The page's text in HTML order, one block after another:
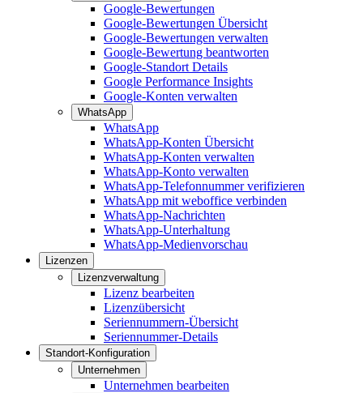
Google-Bewertungen
Google-Bewertungen Übersicht
Google-Bewertungen verwalten
Google-Bewertung beantworten
Google-Standort Details
Google Performance Insights
Google-Konten verwalten
WhatsApp
WhatsApp
WhatsApp-Konten Übersicht
WhatsApp-Konten verwalten
WhatsApp-Konto verwalten
WhatsApp-Telefonnummer verifizieren
WhatsApp mit weboffice verbinden
WhatsApp-Nachrichten
WhatsApp-Unterhaltung
WhatsApp-Medienvorschau
Lizenzen
Lizenzverwaltung
Lizenz bearbeiten
Lizenzübersicht
Seriennummern-Übersicht
Seriennummer-Details
Standort-Konfiguration
Unternehmen
Unternehmen bearbeiten